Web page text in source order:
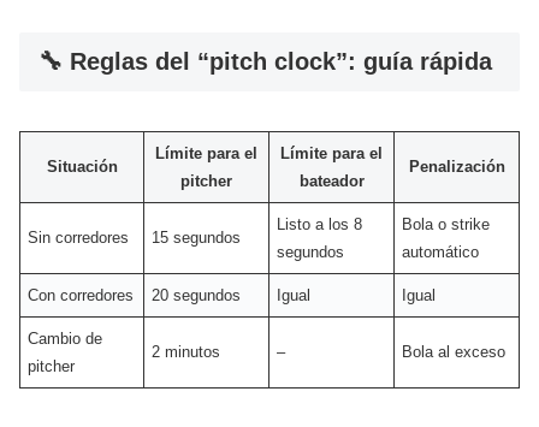
🔧 Reglas del “pitch clock”: guía rápida
Situación
Límite para el
pitcher
Límite para el
bateador
Penalización
Sin corredores 15 segundos
Listo a los 8
segundos
Bola o strike
automático
Con corredores 20 segundos Igual Igual
Cambio de
pitcher
2 minutos – Bola al exceso